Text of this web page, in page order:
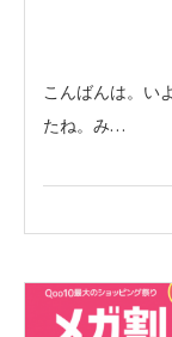
こんばんは。い
たね。み…